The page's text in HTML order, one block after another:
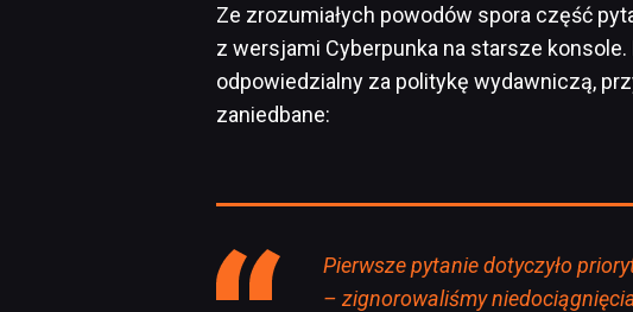
Ze zrozumiałych powodów spora część
z wersjami Cyberpunka na starsze
odpowiedzialny za politykę wydawniczą,
zaniedbane:
Pierwsze pytanie dotyczyło
– zignorowaliśmy